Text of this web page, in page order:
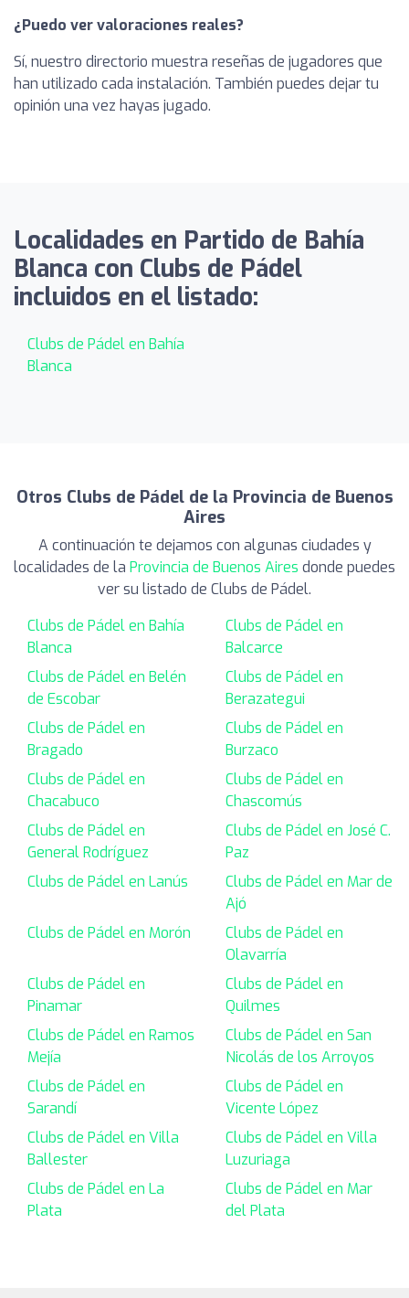
¿Puedo ver valoraciones reales?
Sí, nuestro directorio muestra reseñas de jugadores que
han utilizado cada instalación. También puedes dejar tu
opinión una vez hayas jugado.
Localidades en Partido de Bahía
Blanca con Clubs de Pádel
incluidos en el listado:
Clubs de Pádel en Bahía
Blanca
Otros Clubs de Pádel de la Provincia de Buenos
Aires
A continuación te dejamos con algunas ciudades y
localidades de la Provincia de Buenos Aires donde puedes
ver su listado de Clubs de Pádel.
Clubs de Pádel en Bahía
Blanca
Clubs de Pádel en
Balcarce
Clubs de Pádel en Belén
de Escobar
Clubs de Pádel en
Berazategui
Clubs de Pádel en
Bragado
Clubs de Pádel en
Burzaco
Clubs de Pádel en
Chacabuco
Clubs de Pádel en
Chascomús
Clubs de Pádel en
General Rodríguez
Clubs de Pádel en José C.
Paz
Clubs de Pádel en Lanús
Clubs de Pádel en Mar de
Ajó
Clubs de Pádel en Morón
Clubs de Pádel en
Olavarría
Clubs de Pádel en
Pinamar
Clubs de Pádel en
Quilmes
Clubs de Pádel en Ramos
Mejía
Clubs de Pádel en San
Nicolás de los Arroyos
Clubs de Pádel en
Sarandí
Clubs de Pádel en
Vicente López
Clubs de Pádel en Villa
Ballester
Clubs de Pádel en Villa
Luzuriaga
Clubs de Pádel en La
Plata
Clubs de Pádel en Mar
del Plata